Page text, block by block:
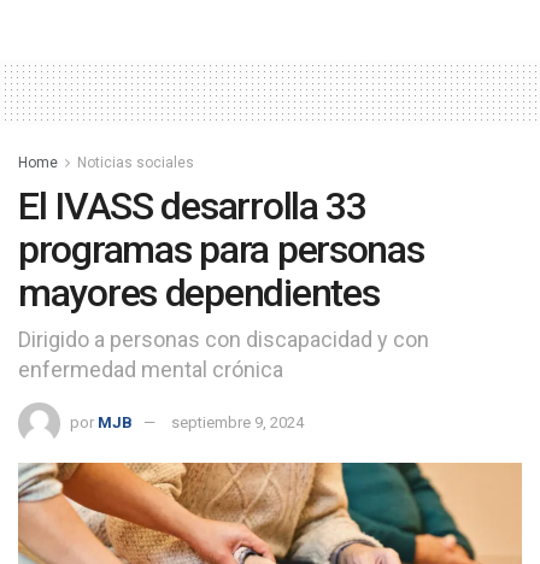
Home Noticias sociales
El IVASS desarrolla 33
programas para personas
mayores dependientes
Dirigido a personas con discapacidad y con
enfermedad mental crónica
por MJB septiembre 9, 2024